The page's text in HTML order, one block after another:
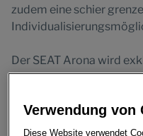
zudem eine schier
Der SEAT Arona wird
gefertigt, auf das das
Absatzsteigerung
im Portfolio von SEAT zu.
Verwendung von
Diese Website verwendet